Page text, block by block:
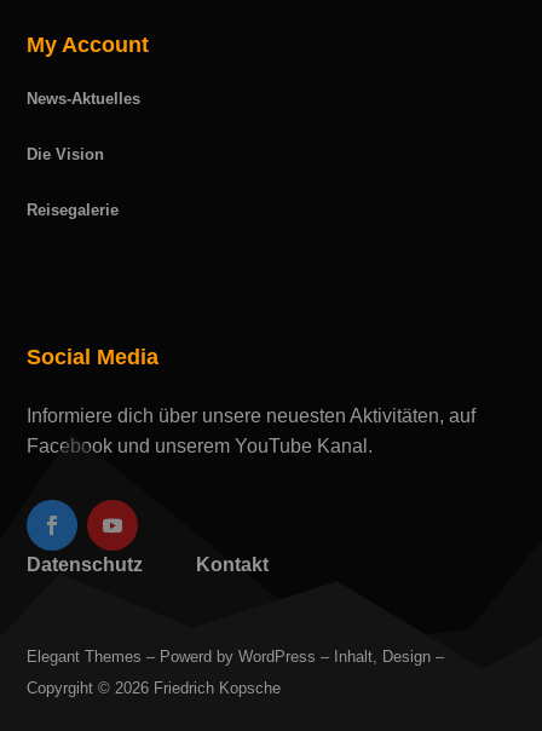
My Account
News-Aktuelles
Die Vision
Reisegalerie
Social Media
Informiere dich über unsere neuesten Aktivitäten, auf
Facebook und unserem YouTube Kanal.
Datenschutz Kontakt
Elegant Themes – Powerd by WordPress – Inhalt, Design –
Copyrgiht © 2026 Friedrich Kopsche